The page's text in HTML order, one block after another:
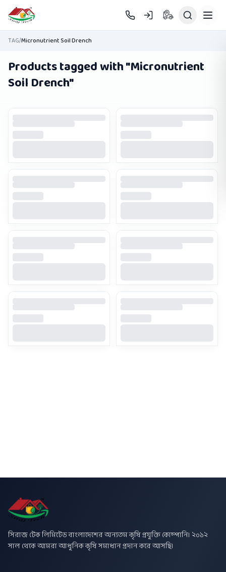
Skip to main content
TAG/Micronutrient Soil Drench
Products tagged with "Micronutrient
Soil Drench"
সিরাজ টেক লিমিটেড বাংলাদেশের অন্যতম কৃষি প্রযুক্তি কোম্পানি। ২০১২
সাল থেকে আমরা আধুনিক কৃষি সমাধান প্রদান করে আসছি।